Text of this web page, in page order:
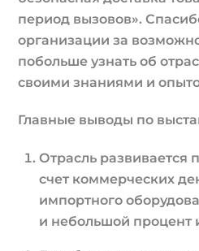
период вызовов».
организации за
побольше узнать об
своими знаниями и
Главные выводы по
Отрасль развивается
счет коммерческих
импортного
и небольшой процент